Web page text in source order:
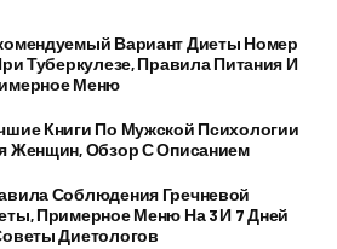
Вариант Диеты Номер
Туберкулезе, Правила Питания И
Меню
Книги По Мужской Психологии
Женщин, Обзор С Описанием
Соблюдения Гречневой
Примерное Меню На 3 И 7 Дней
Диетологов